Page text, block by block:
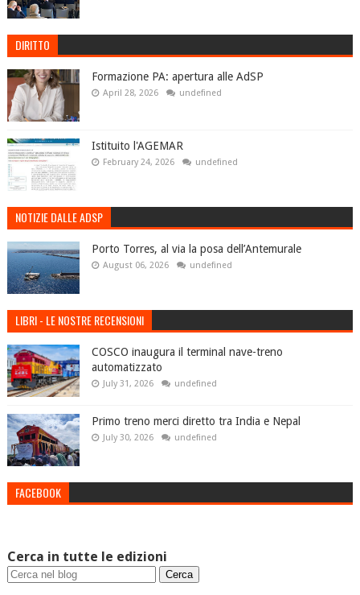
DIRITTO
Formazione PA: apertura alle AdSP
April 28, 2026 undefined
Istituito l'AGEMAR
February 24, 2026 undefined
NOTIZIE DALLE ADSP
Porto Torres, al via la posa dell’Antemurale
August 06, 2026 undefined
LIBRI - LE NOSTRE RECENSIONI
COSCO inaugura il terminal nave-treno
automatizzato
July 31, 2026 undefined
Primo treno merci diretto tra India e Nepal
July 30, 2026 undefined
FACEBOOK
Cerca in tutte le edizioni